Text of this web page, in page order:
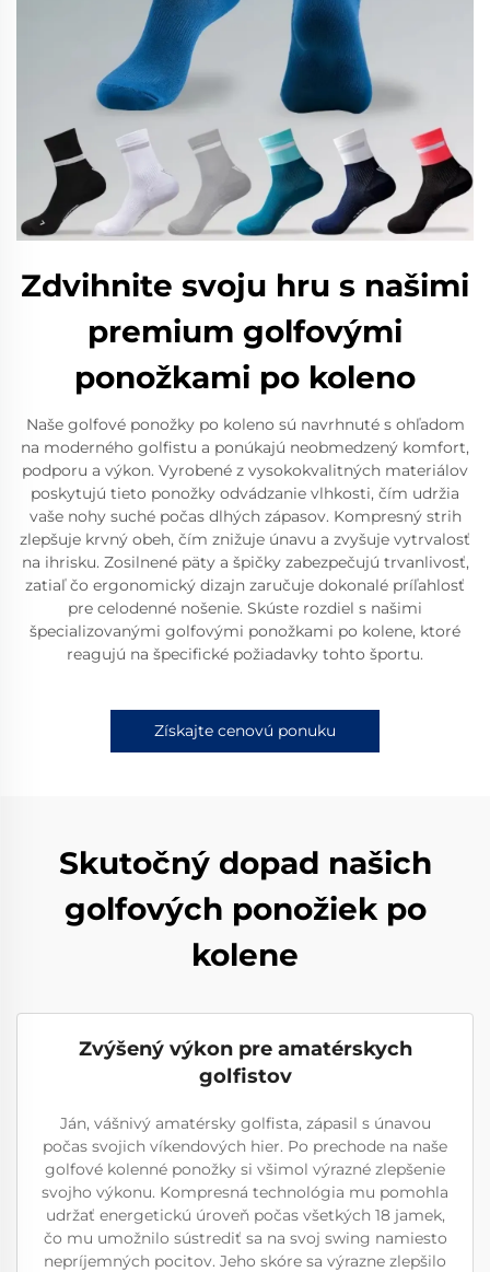
Zdvihnite svoju hru s našimi
premium golfovými
ponožkami po koleno
Naše golfové ponožky po koleno sú navrhnuté s ohľadom
na moderného golfistu a ponúkajú neobmedzený komfort,
podporu a výkon. Vyrobené z vysokokvalitných materiálov
poskytujú tieto ponožky odvádzanie vlhkosti, čím udržia
vaše nohy suché počas dlhých zápasov. Kompresný strih
zlepšuje krvný obeh, čím znižuje únavu a zvyšuje vytrvalosť
na ihrisku. Zosilnené päty a špičky zabezpečujú trvanlivosť,
zatiaľ čo ergonomický dizajn zaručuje dokonalé príľahlosť
pre celodenné nošenie. Skúste rozdiel s našimi
špecializovanými golfovými ponožkami po kolene, ktoré
reagujú na špecifické požiadavky tohto športu.
Získajte cenovú ponuku
Skutočný dopad našich
golfových ponožiek po
kolene
Zvýšený výkon pre amatérskych
golfistov
Ján, vášnivý amatérsky golfista, zápasil s únavou
počas svojich víkendových hier. Po prechode na naše
golfové kolenné ponožky si všimol výrazné zlepšenie
svojho výkonu. Kompresná technológia mu pomohla
udržať energetickú úroveň počas všetkých 18 jamek,
čo mu umožnilo sústrediť sa na svoj swing namiesto
nepríjemných pocitov. Jeho skóre sa výrazne zlepšilo